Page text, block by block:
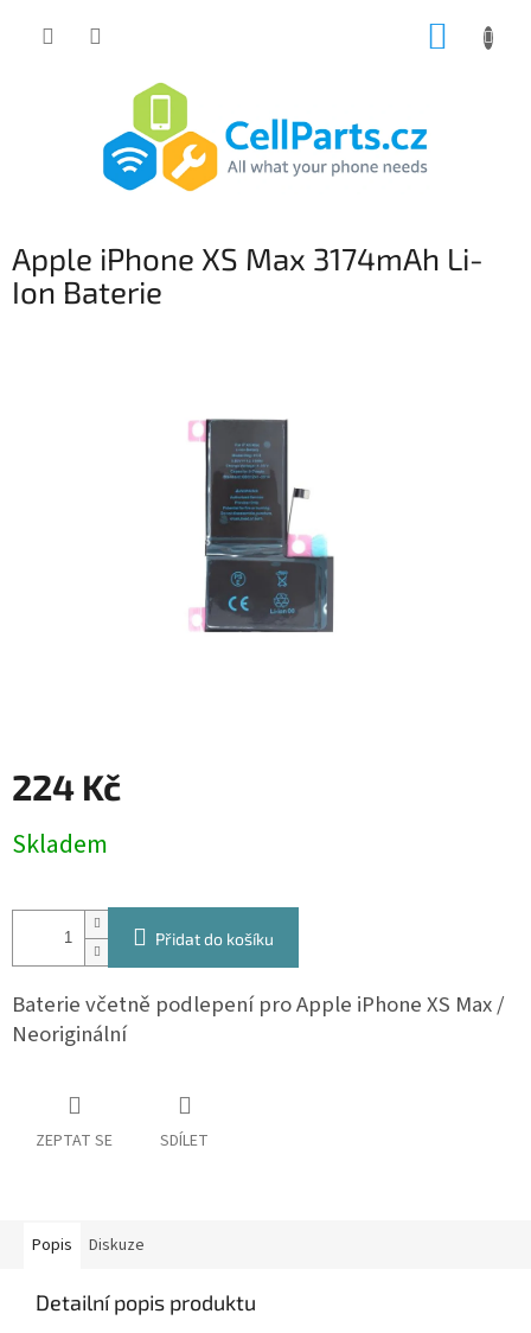
Apple iPhone XS Max 3174mAh Li-
Ion Baterie
224 Kč
cena:
Skladem
Přidat do košíku
Baterie včetně podlepení pro Apple iPhone XS Max /
Neoriginální
ZEPTAT SE SDÍLET
Popis Diskuze
Detailní popis produktu